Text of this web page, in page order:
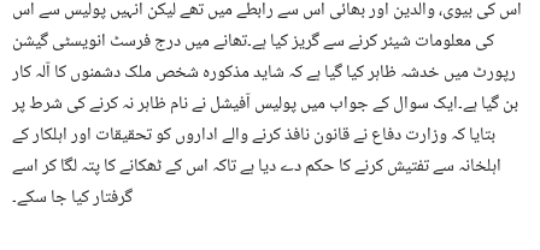
اس کی بیوی، والدین اور بھائی اس سے رابطے میں تھے لیکن انہیں پولیس سے اس
کی معلومات شیئر کرنے سے گریز کیا ہے۔تھانے میں درج فرسٹ انویسٹی گیشن
رپورٹ میں خدشہ ظاہر کیا گیا ہے کہ شاید مذکورہ شخص ملک دشمنوں کا آلہ کار
بن گیا ہے۔ایک سوال کے جواب میں پولیس آفیشل نے نام ظاہر نہ کرنے کی شرط پر
بتایا کہ وزارت دفاع نے قانون نافذ کرنے والے اداروں کو تحقیقات اور اہلکار کے
اہلخانہ سے تفتیش کرنے کا حکم دے دیا ہے تاکہ اس کے ٹھکانے کا پتہ لگا کر اسے
گرفتار کیا جا سکے۔